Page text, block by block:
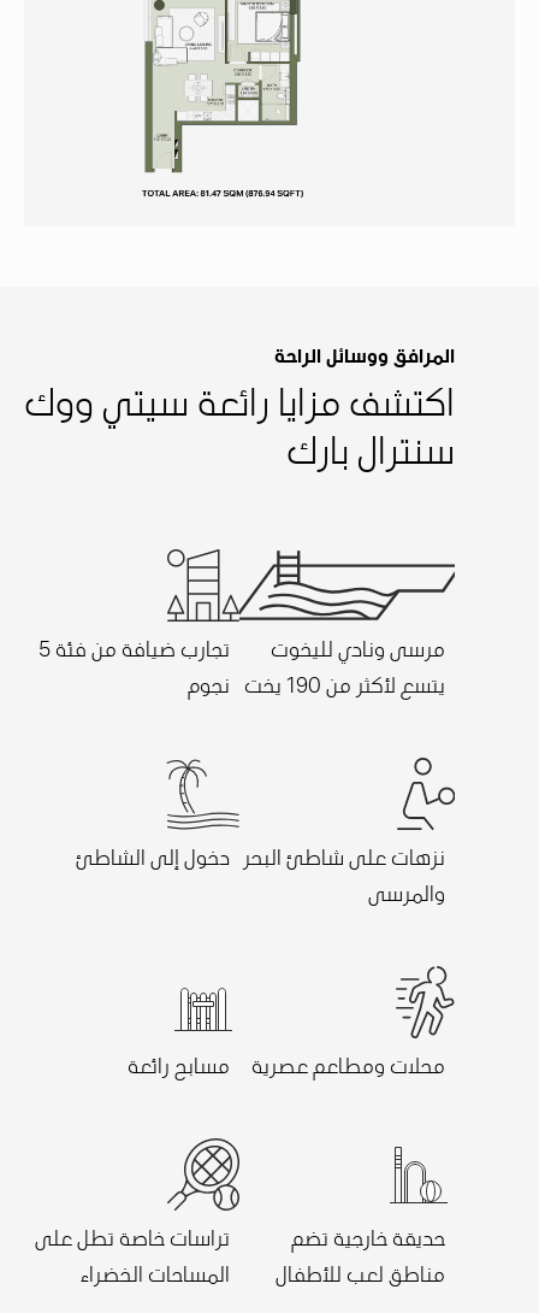
المرافق ووسائل الراحة
اكتشف مزايا رائعة سيتي ووك
سنترال بارك
مرسى ونادي لليخوت
يتسع لأكثر من 190 يخت
تجارب ضيافة من فئة 5
نجوم
نزهات على شاطئ البحر
والمرسى
دخول إلى الشاطئ
محلات ومطاعم عصرية مسابح رائعة
حديقة خارجية تضم
مناطق لعب للأطفال
تراسات خاصة تطل على
المساحات الخضراء